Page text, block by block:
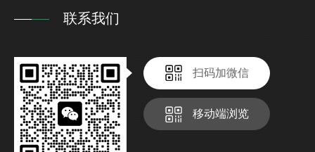
联系我们
扫码加微信
移动端浏览